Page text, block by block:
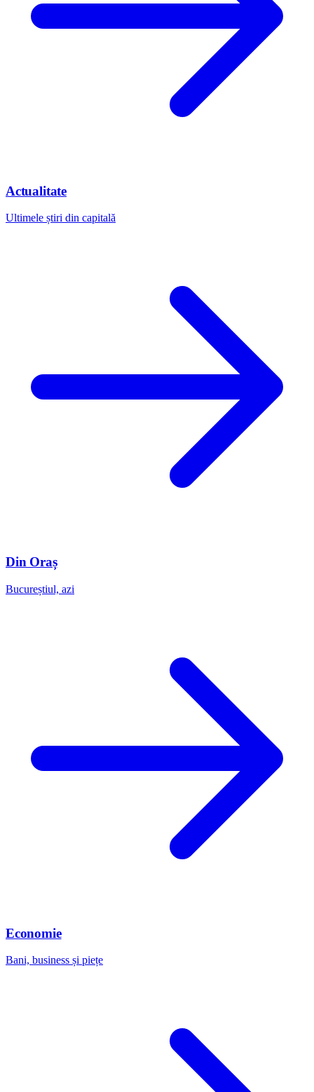
Actualitate
Ultimele știri din capitală
Din Oraș
Bucureștiul, azi
Economie
Bani, business și piețe